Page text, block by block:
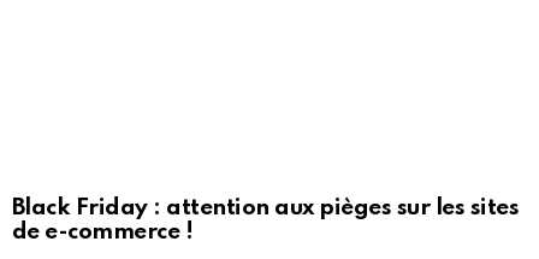
Black Friday : attention aux pièges sur les sites
de e-commerce !